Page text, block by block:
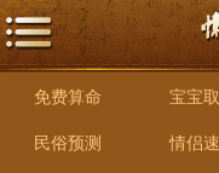
免费算命 宝宝
民俗预测 情侣